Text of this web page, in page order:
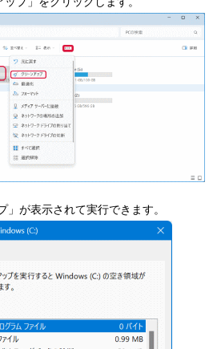
」が表示されて実行できます。